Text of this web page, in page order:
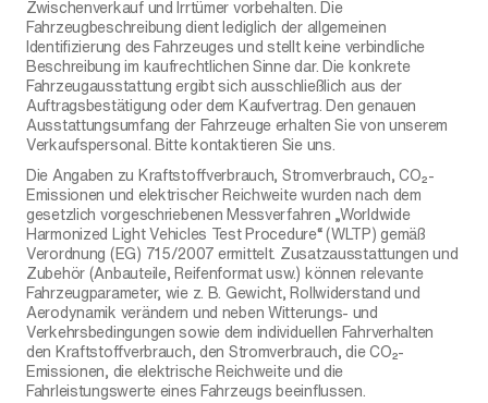
Zwischenverkauf und Irrtümer vorbehalten. Die
Fahrzeugbeschreibung dient lediglich der allgemeinen
Identifizierung des Fahrzeuges und stellt keine verbindliche
Beschreibung im kaufrechtlichen Sinne dar. Die konkrete
Fahrzeugausstattung ergibt sich ausschließlich aus der
Auftragsbestätigung oder dem Kaufvertrag. Den genauen
Ausstattungsumfang der Fahrzeuge erhalten Sie von unserem
Verkaufspersonal. Bitte kontaktieren Sie uns.
Die Angaben zu Kraftstoffverbrauch, Stromverbrauch, CO₂-
Emissionen und elektrischer Reichweite wurden nach dem
gesetzlich vorgeschriebenen Messverfahren „Worldwide
Harmonized Light Vehicles Test Procedure“ (WLTP) gemäß
Verordnung (EG) 715/2007 ermittelt. Zusatzausstattungen und
Zubehör (Anbauteile, Reifenformat usw.) können relevante
Fahrzeugparameter, wie z. B. Gewicht, Rollwiderstand und
Aerodynamik verändern und neben Witterungs- und
Verkehrsbedingungen sowie dem individuellen Fahrverhalten
den Kraftstoffverbrauch, den Stromverbrauch, die CO₂-
Emissionen, die elektrische Reichweite und die
Fahrleistungswerte eines Fahrzeugs beeinflussen.